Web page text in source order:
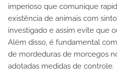
imperioso que comunique
existência de animais com
investigado e assim evite que
Além disso, é fundamental
de mordeduras de morcegos
adotadas medidas de controle.